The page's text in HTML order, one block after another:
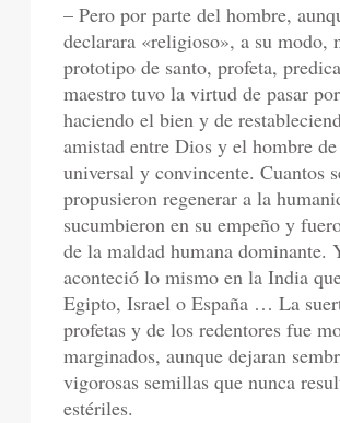
– Pero por parte del hombre,
declarara «religioso», a su modo,
prototipo de santo, profeta,
maestro tuvo la virtud de pasar
haciendo el bien y de
amistad entre Dios y el hombre
universal y convincente. Cuantos
propusieron regenerar a la
sucumbieron en su empeño y
de la maldad humana dominante.
aconteció lo mismo en la India
Egipto, Israel o España … La
profetas y de los redentores fue
marginados, aunque dejaran
vigorosas semillas que nunca
estériles.